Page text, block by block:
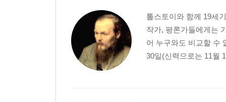
톨스토이와 함께 19세
작가, 평론가들에게는
어 누구와도 비교할 수
30일(신력으로는 11월